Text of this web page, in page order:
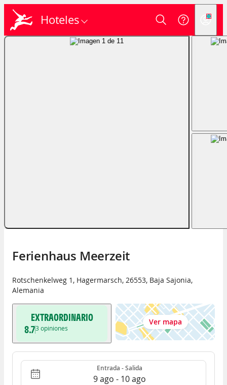
Hoteles
Ferienhaus Meerzeit
Rotschenkelweg 1 , Hagermarsch, 26553, Baja Sajonia,
Alemania
EXTRAORDINARIO
8.73 opiniones
Ver mapa
Entrada - Salida Entrada - Salida
9 ago - 10 ago
Ocupación: 2 personas, 1 habitación